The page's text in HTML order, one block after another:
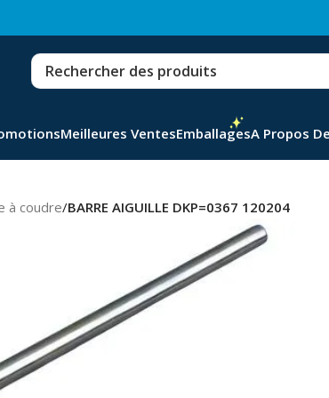
Meilleures VentesEmballagesA Propos
à coudre/BARRE AIGUILLE DKP=0367 120204